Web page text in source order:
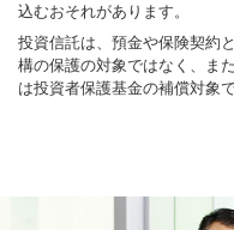
込むおそれがあります。
投資信託は、預金や保険契約
構の保護の対象ではなく、ま
は投資者保護基金の補償対象